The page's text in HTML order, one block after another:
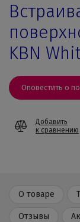
KBN
Оповестить о
Добавить
к сравнению
О товаре
Отзывы